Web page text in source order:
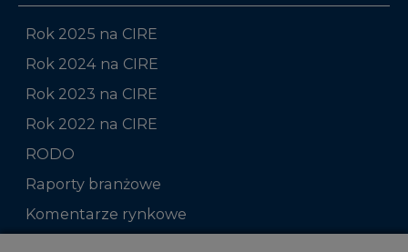
Rok 2025 na CIRE
Rok 2024 na CIRE
Rok 2023 na CIRE
Rok 2022 na CIRE
RODO
Raporty branżowe
Komentarze rynkowe